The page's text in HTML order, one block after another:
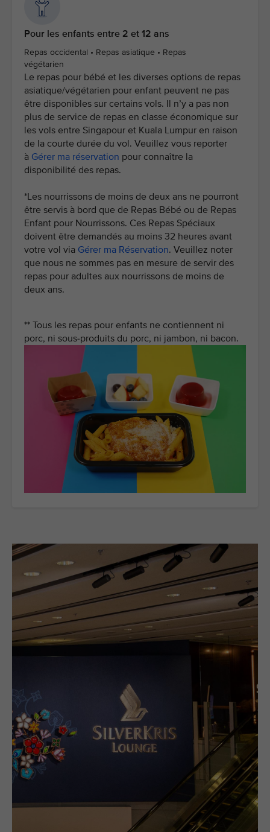
Pour les enfants entre 2 et 12 ans
Repas occidental • Repas asiatique • Repas
végétarien
Le repas pour bébé et les diverses options de repas
asiatique/végétarien pour enfant peuvent ne pas
être disponibles sur certains vols. Il n’y a pas non
plus de service de repas en classe économique sur
les vols entre Singapour et Kuala Lumpur en raison
de la courte durée du vol. Veuillez vous reporter
à Gérer ma réservation pour connaître la
disponibilité des repas.
*Les nourrissons de moins de deux ans ne pourront
être servis à bord que de Repas Bébé ou de Repas
Enfant pour Nourrissons. Ces Repas Spéciaux
doivent être demandés au moins 32 heures avant
votre vol via Gérer ma Réservation. Veuillez noter
que nous ne sommes pas en mesure de servir des
repas pour adultes aux nourrissons de moins de
deux ans.
** Tous les repas pour enfants ne contiennent ni
porc, ni sous-produits du porc, ni jambon, ni bacon.